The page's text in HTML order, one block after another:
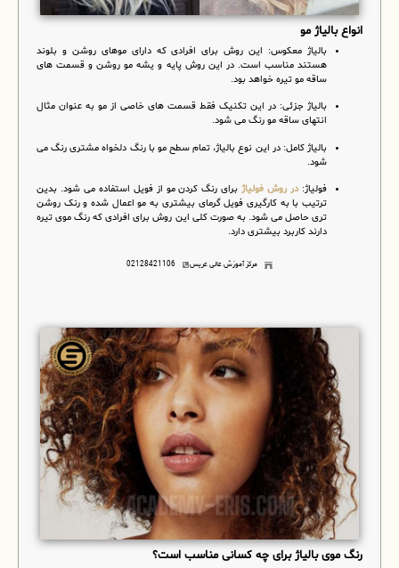
انواع بالیاژ مو
بالیاژ معکوس: این روش برای افرادی که دارای موهای روشن و بلوند
هستند مناسب است. در این روش پایه و یشه مو روشن و قسمت های
ساقه مو تیره خواهد بود.
بالیاژ جزئی: در این تکنیک فقط قسمت های خاصی از مو به عنوان مثال
انتهای ساقه مو رنگ می شود.
بالیاژ کامل:در این نوع بالیاژ، تمام سطح مو با رنگ دلخواه مشتری رنگ می
شود.
فولیاژ: در روش فولیاژبرای رنگ کردن مو از فویل استفاده می شود. بدین
ترتیب با به کارگیری فویل گرمای بیشتری به مو اعمال شده و رنک روشن
تری حاصل می شود. به صورت کلی این روش برای افرادی که رنگ موی تیره
دارند کاربرد بیشتری دارد.
مرکز آموزش عالی عریس 02128421106
رنگ موی بالیاژ برای چه کسانی مناسب است؟